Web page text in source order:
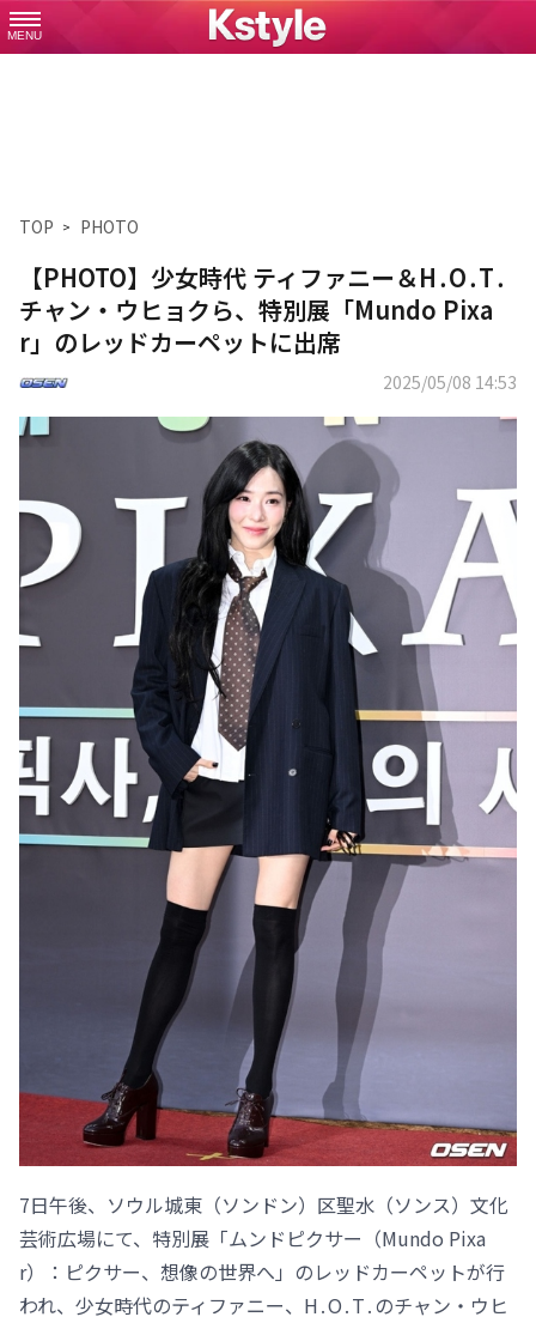
MENU
TOP PHOTO
【PHOTO】少女時代 ティファニー＆H․O․T․
チャン・ウヒョクら、特別展「Mundo Pixa
r」のレッドカーペットに出席
2025/05/08 14:53
7日午後、ソウル城東（ソンドン）区聖水（ソンス）文化
芸術広場にて、特別展「ムンドピクサー（Mundo Pixa
r）：ピクサー、想像の世界へ」のレッドカーペットが行
われ、少女時代のティファニー、H․O․T․のチャン・ウヒ